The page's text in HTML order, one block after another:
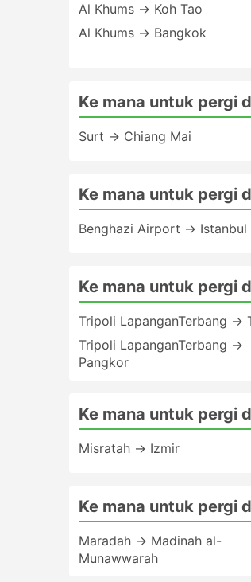
Al Khums → Koh Tao
Al Khums → Bangkok
Ke mana untuk pergi
Surt → Chiang Mai
Ke mana untuk pergi
Benghazi Airport → Istanbul
Ke mana untuk pergi
Tripoli LapanganTerbang →
Tripoli LapanganTerbang →
Pangkor
Ke mana untuk pergi
Misratah → Izmir
Ke mana untuk pergi
Maradah → Madinah al-
Munawwarah